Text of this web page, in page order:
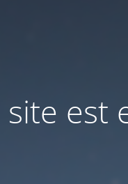
site est